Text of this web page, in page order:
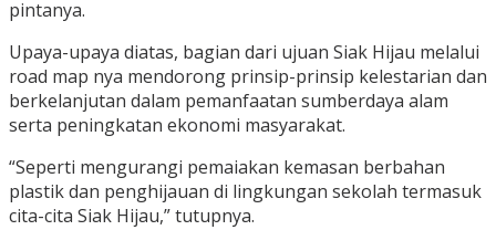
pintanya.
Upaya-upaya diatas, bagian dari ujuan Siak Hijau melalui
road map nya mendorong prinsip-prinsip kelestarian dan
berkelanjutan dalam pemanfaatan sumberdaya alam
serta peningkatan ekonomi masyarakat.
“Seperti mengurangi pemaiakan kemasan berbahan
plastik dan penghijauan di lingkungan sekolah termasuk
cita-cita Siak Hijau,” tutupnya.